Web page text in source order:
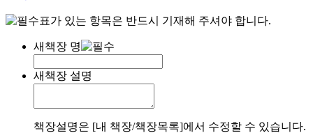
표가 있는 항목은 반드시 기재해 주셔야 합니다.
새책장 명
새책장 설명
책장설명은 [내 책장/책장목록]에서 수정할 수 있습니다.